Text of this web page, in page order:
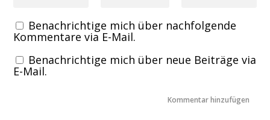
Benachrichtige mich über nachfolgende
Kommentare via E-Mail.
Benachrichtige mich über neue Beiträge via
E-Mail.